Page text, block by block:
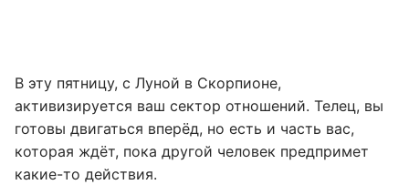
В эту пятницу, с Луной в Скорпионе,
активизируется ваш сектор отношений. Телец, вы
готовы двигаться вперёд, но есть и часть вас,
которая ждёт, пока другой человек предпримет
какие-то действия.